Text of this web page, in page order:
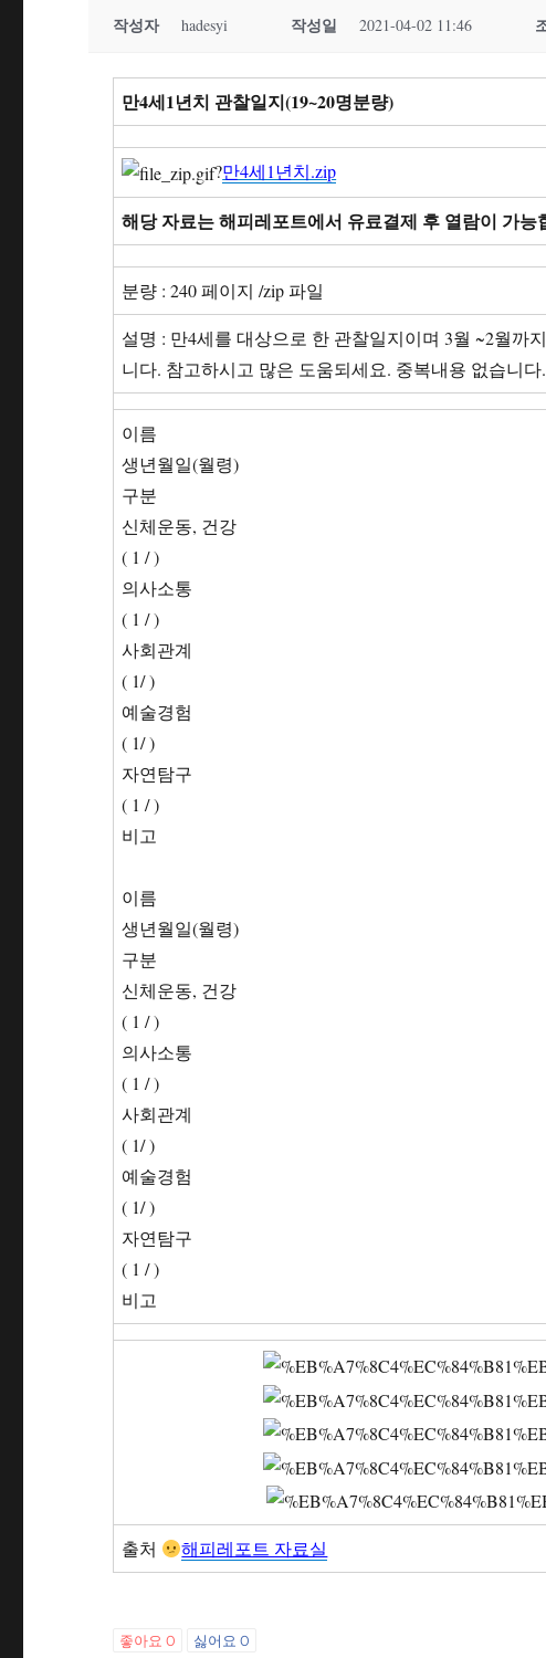
작성자 hadesyi 작성일 2021-04-02 11:46
만4세1년치 관찰일지(19~20명분량)
?만4세1년치.zip
해당 자료는 해피레포트에서 유료결제 후 열람이 가능
분량 : 240 페이지 /zip 파일
설명 : 만4세를 대상으로 한 관찰일지이며 3월 ~2월까
니다. 참고하시고 많은 도움되세요. 중복내용 없습니다.
이름
생년월일(월령)
구분
신체운동, 건강
( 1 / )
의사소통
( 1 / )
사회관계
( 1/ )
예술경험
( 1/ )
자연탐구
( 1 / )
비고
이름
생년월일(월령)
구분
신체운동, 건강
( 1 / )
의사소통
( 1 / )
사회관계
( 1/ )
예술경험
( 1/ )
자연탐구
( 1 / )
비고
출처 해피레포트 자료실
좋아요0 싫어요0